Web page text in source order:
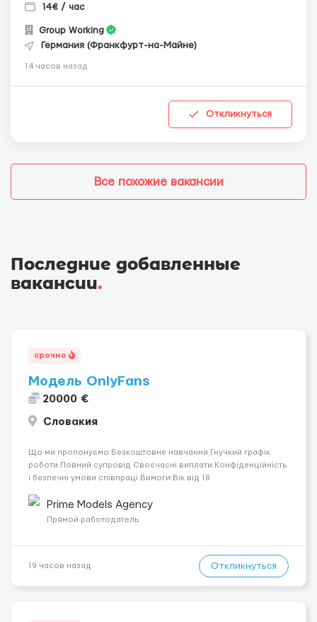
14€ / час
Group Working
Германия (Франкфурт-на-Майне)
14 часов назад
Откликнуться
Все похожие вакансии
Последние добавленные
вакансии.
срочно
Модель OnlyFans
20000 €
Словакия
Що ми пропонуємо:Безкоштовне навчання.Гнучкий графік
роботи.Повний супровід Своєчасні виплати.Конфіденційність
і безпечні умови співпраці.Вимоги:Вік від 18
розвиватися.Досвід не обов’язковий.Якщо вас зацікавила
вакансія — залишайте відгук, і ми зв’яжемося ...
Prime Models Agency
Прямой работодатель
19 часов назад Откликнуться